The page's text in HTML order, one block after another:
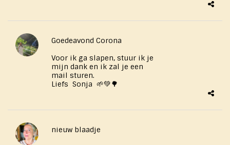
Goedeavond Corona
Voor ik ga slapen, stuur ik je
mijn dank en ik zal je een
mail sturen.
Liefs Sonja 🌱💚🌳
nieuw blaadje